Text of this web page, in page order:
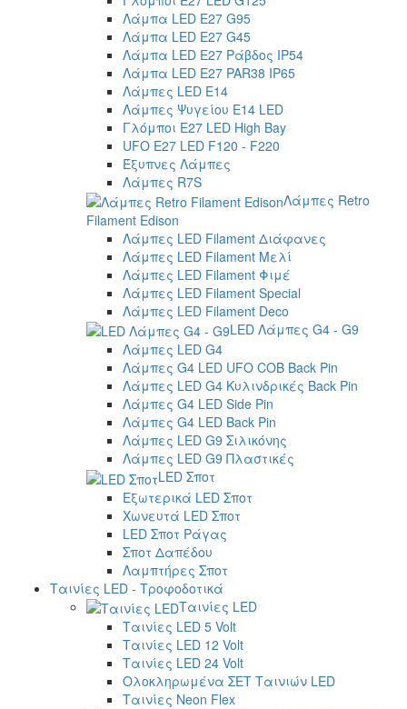
Λάμπα LED E27 G95
Λάμπα LED E27 G45
Λάμπα LED E27 Ράβδος IP54
Λάμπα LED E27 PAR38 IP65
Λάμπες LED E14
Λάμπες Ψυγείου E14 LED
Γλόμποι E27 LED High Bay
UFO E27 LED F120 - F220
Έξυπνες Λάμπες
Λάμπες R7S
Λάμπες Retro
Filament Edison
Λάμπες LED Filament Διάφανες
Λάμπες LED Filament Μελί
Λάμπες LED Filament Φιμέ
Λάμπες LED Filament Special
Λάμπες LED Filament Deco
LED Λάμπες G4 - G9
Λάμπες LED G4
Λάμπες G4 LED UFO COB Back Pin
Λάμπες LED G4 Κυλινδρικές Back Pin
Λάμπες G4 LED Side Pin
Λάμπες G4 LED Back Pin
Λάμπες LED G9 Σιλικόνης
Λάμπες LED G9 Πλαστικές
LED Σποτ
Εξωτερικά LED Σποτ
Χωνευτά LED Σποτ
LED Σποτ Ράγας
Σποτ Δαπέδου
Λαμπτήρες Σποτ
Ταινίες LED - Τροφοδοτικά
Ταινίες LED
Ταινίες LED 5 Volt
Ταινίες LED 12 Volt
Ταινίες LED 24 Volt
Ολοκληρωμένα ΣΕΤ Ταινιών LED
Ταινίες Neon Flex